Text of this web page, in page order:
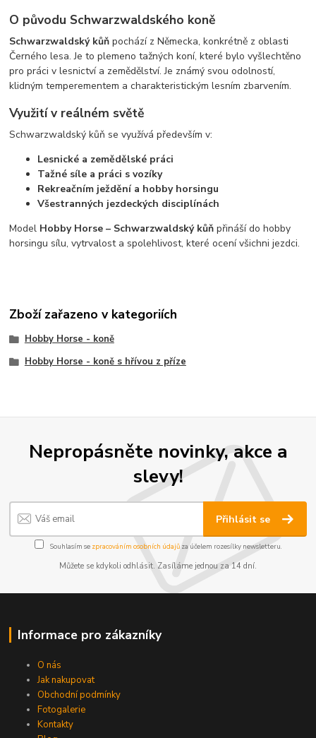
O původu Schwarzwaldského koně
Schwarzwaldský kůň pochází z Německa, konkrétně z oblasti
Černého lesa. Je to plemeno tažných koní, které bylo vyšlechtěno
pro práci v lesnictví a zemědělství. Je známý svou odolností,
klidným temperementem a charakteristickým lesním zbarvením.
Využití v reálném světě
Schwarzwaldský kůň se využívá především v:
Lesnické a zemědělské práci
Tažné síle a práci s vozíky
Rekreačním ježdění a hobby horsingu
Všestranných jezdeckých disciplínách
Model Hobby Horse – Schwarzwaldský kůň přináší do hobby
horsingu sílu, vytrvalost a spolehlivost, které ocení všichni jezdci.
Zboží zařazeno v kategoriích
Hobby Horse - koně
Hobby Horse - koně s hřívou z příze
Nepropásněte novinky, akce a
slevy!
Přihlásit se
Souhlasím se zpracováním osobních údajůza účelem rozesílky newsletteru.
Můžete se kdykoli odhlásit. Zasíláme jednou za 14 dní.
Informace pro zákazníky
O nás
Jak nakupovat
Obchodní podmínky
Fotogalerie
Kontakty